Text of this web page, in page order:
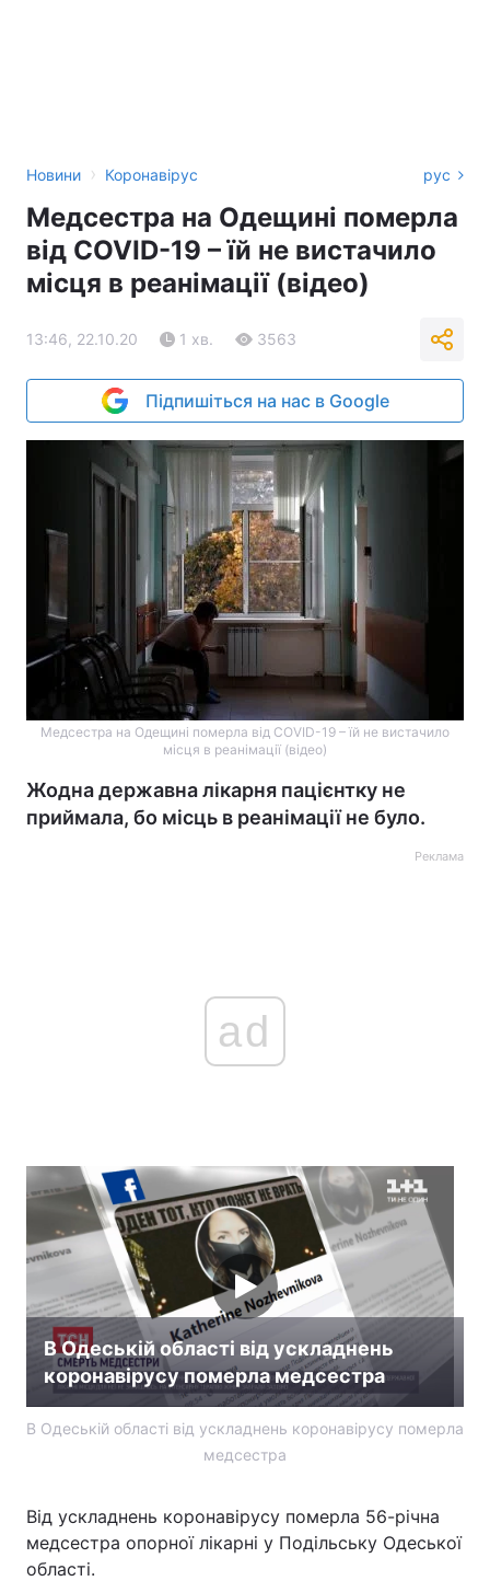
Новини › Коронавірус рус
Медсестра на Одещині померла
від COVID-19 – їй не вистачило
місця в реанімації (відео)
13:46, 22.10.20 1 хв. 3563
Підпишіться на нас в Google
Медсестра на Одещині померла від COVID-19 – їй не вистачило
місця в реанімації (відео)
Жодна державна лікарня пацієнтку не
приймала, бо місць в реанімації не було.
Реклама
ad
В Одеській області від ускладнень
коронавірусу померла медсестра
В Одеській області від ускладнень коронавірусу померла
медсестра
Від ускладнень коронавірусу померла 56-річна
медсестра опорної лікарні у Подільську Одеської
області.